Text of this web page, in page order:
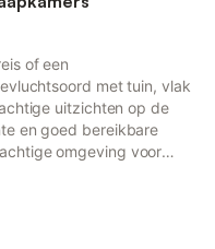
of een
met tuin, vlak
uitzichten op de
en goed bereikbare
omgeving voor
de begane grond is